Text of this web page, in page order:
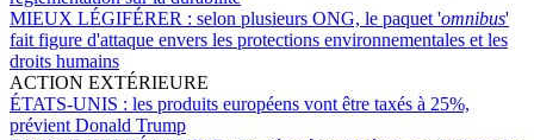
MIEUX LÉGIFÉRER : selon plusieurs ONG, le paquet 'omnibus'
fait figure d'attaque envers les protections environnementales et les
droits humains
ACTION EXTÉRIEURE
ÉTATS-UNIS : les produits européens vont être taxés à 25%,
prévient Donald Trump